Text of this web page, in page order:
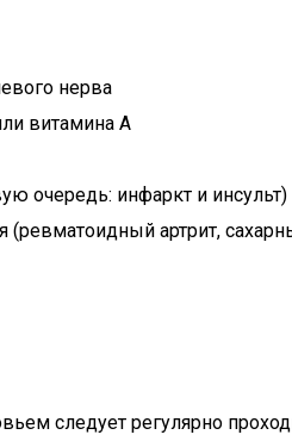
нерва
витамина А
очередь: инфаркт и инсульт)
артрит,
следует регулярно